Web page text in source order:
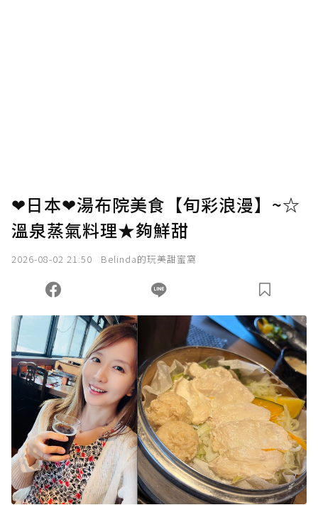
❤日本❤湯布院美食【旬彩浪漫】~☆
溫泉蒸氣料理★夠鮮甜
2026-08-02 21:50 Belinda的玩美甜蜜窩